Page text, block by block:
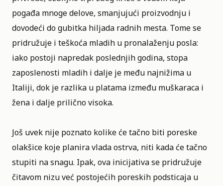
pogađa mnoge delove, smanjujući proizvodnju i
dovodeći do gubitka hiljada radnih mesta. Tome se
pridružuje i teškoća mladih u pronalaženju posla:
iako postoji napredak poslednjih godina, stopa
zaposlenosti mladih i dalje je među najnižima u
Italiji, dok je razlika u platama između muškaraca i
žena i dalje prilično visoka.
Još uvek nije poznato kolike će tačno biti poreske
olakšice koje planira vlada ostrva, niti kada će tačno
stupiti na snagu. Ipak, ova inicijativa se pridružuje
čitavom nizu već postojećih poreskih podsticaja u